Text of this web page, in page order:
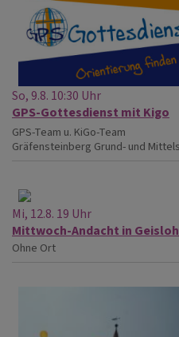
So, 9.8. 10:30 Uhr
GPS-Gottesdienst mit Kigo
GPS-Team u. KiGo-Team
Gräfensteinberg Grund- und
Mi, 12.8. 19 Uhr
Mittwoch-Andacht in
Ohne Ort